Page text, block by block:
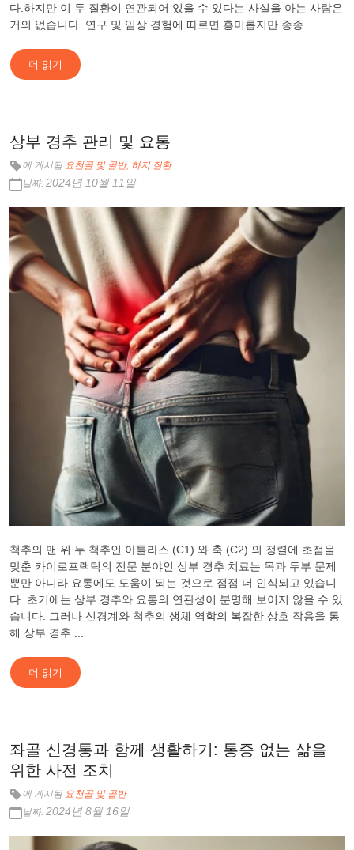
다.하지만 이 두 질환이 연관되어 있을 수 있다는 사실을 아는 사람은
거의 없습니다. 연구 및 임상 경험에 따르면 흥미롭지만 종종 ...
더 읽기
상부 경추 관리 및 요통
에 게시됨 요천골 및 골반 하지 질환
날짜: 2024년 10월 11일
척추의 맨 위 두 척추인 아틀라스 (C1) 와 축 (C2) 의 정렬에 초점을
맞춘 카이로프랙틱의 전문 분야인 상부 경추 치료는 목과 두부 문제
뿐만 아니라 요통에도 도움이 되는 것으로 점점 더 인식되고 있습니
다. 초기에는 상부 경추와 요통의 연관성이 분명해 보이지 않을 수 있
습니다. 그러나 신경계와 척추의 생체 역학의 복잡한 상호 작용을 통
해 상부 경추 ...
더 읽기
좌골 신경통과 함께 생활하기: 통증 없는 삶을
위한 사전 조치
에 게시됨 요천골 및 골반
날짜: 2024년 8월 16일